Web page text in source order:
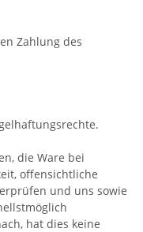
Zahlung des
die Ware bei
offensichtliche
und uns sowie
hat dies keine